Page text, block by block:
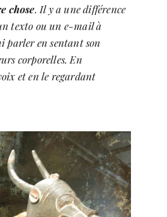
chose. Il y a une différence
texto ou un e-mail à
parler en sentant son
corporelles. En
et en le regardant